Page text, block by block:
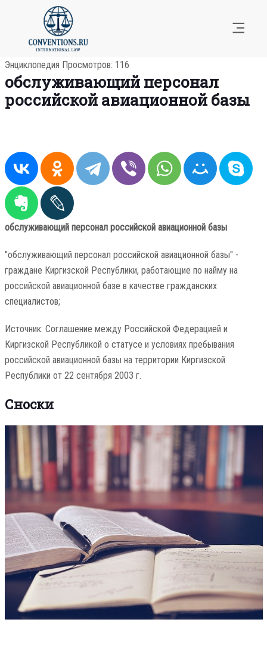
Энциклопедия Просмотров: 116
обслуживающий персонал
российской авиационной базы
обслуживающий персонал российской авиационной базы
"обслуживающий персонал российской авиационной базы" -
граждане Киргизской Республики, работающие по найму на
российской авиационной базе в качестве гражданских
специалистов;
Источник: Соглашение между Российской Федерацией и
Киргизской Республикой о статусе и условиях пребывания
российской авиационной базы на территории Киргизской
Республики от 22 сентября 2003 г.
Сноски